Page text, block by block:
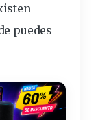
puedes